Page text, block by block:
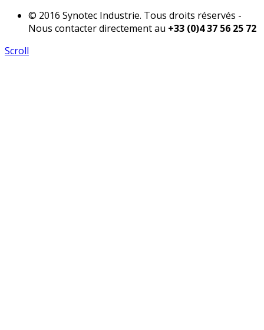
© 2016 Synotec Industrie. Tous droits réservés -
Nous contacter directement au +33 (0)4 37 56 25 72
Scroll